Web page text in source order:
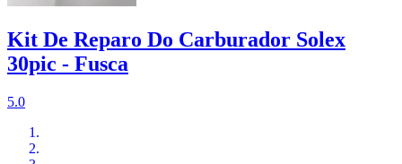
Kit De Reparo Do Carburador Solex
30pic - Fusca
5.0